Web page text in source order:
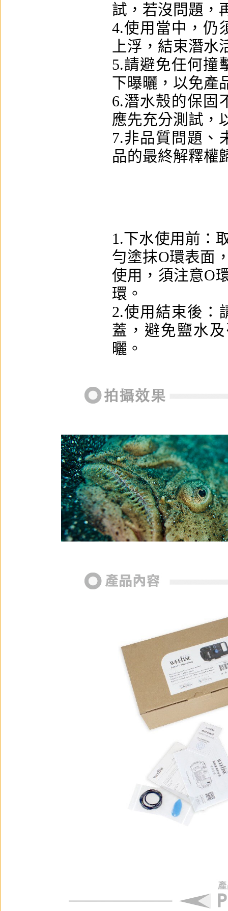
試，若沒問題，
4.使用當中，仍
上浮，結束潛水
5.請避免任何撞
下曝曬，以免產
6.潛水殼的保固
應先充分測試，
7.非品質問題、
品的最終解釋權
1.下水使用前：
勻塗抹O環表面
使用，須注意O
環。
2.使用結束後：
蓋，避免鹽水
曬。